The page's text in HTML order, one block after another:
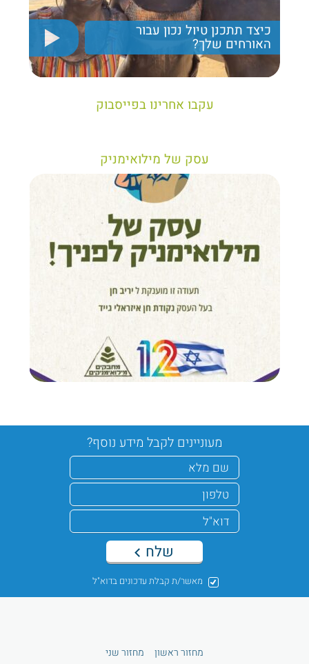
כיצד תתכנן טיול נכון עבור
האורחים שלך?
יריב חן, מציג את הקווים המנחים לבניית טיול נכון עבור
תיירים בישראל
עקבו אחרינו בפייסבוק
עסק של מילואימניק
מעוניינים לקבל מידע נוסף?
מאשר/ת קבלת עדכונים בדוא"ל
שלח
מחזור ראשון מחזור שני